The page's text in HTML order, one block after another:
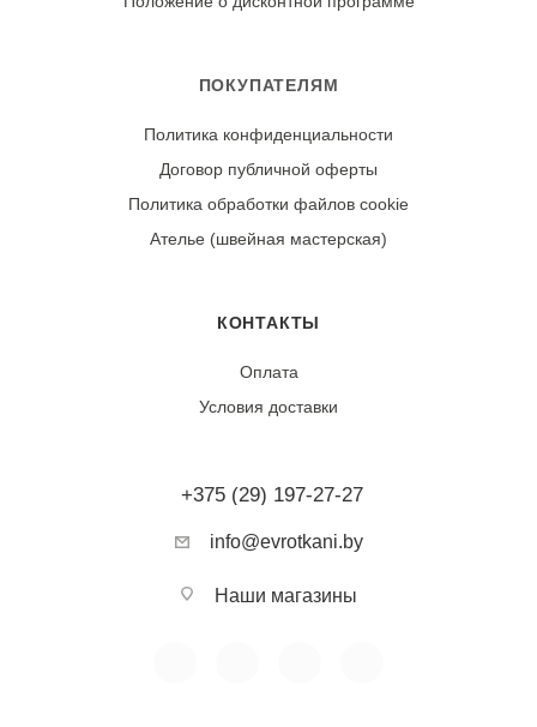
При правильном уходе демонстрирует отличную
ПОКУПАТЕЛЯМ
Политика конфиденциальности
Договор публичной оферты
Политика обработки файлов cookie
Ателье (швейная мастерская)
КОНТАКТЫ
Оплата
Условия доставки
+375 (29) 197-27-27
info@evrotkani.by
Наши магазины